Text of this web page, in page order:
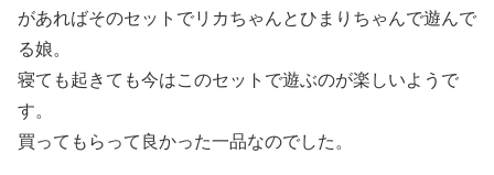
があればそのセットでリカちゃんとひまりちゃんで遊んで
る娘。
寝ても起きても今はこのセットで遊ぶのが楽しいようで
す。
買ってもらって良かった一品なのでした。